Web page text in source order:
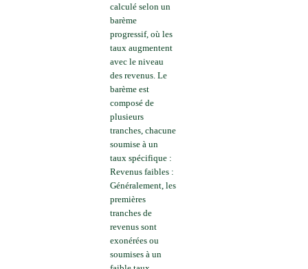
calculé selon un
barème
progressif, où les
taux augmentent
avec le niveau
des revenus. Le
barème est
composé de
plusieurs
tranches, chacune
soumise à un
taux spécifique :
Revenus faibles :
Généralement, les
premières
tranches de
revenus sont
exonérées ou
soumises à un